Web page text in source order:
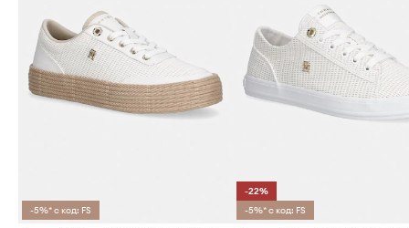
-5%* с код: FS
-22%
-5%* с код: FS